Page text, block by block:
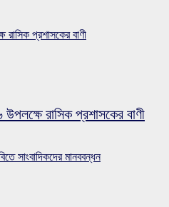
প্রশাসকের বাণী
রাসিক প্রশাসকের বাণী
সাংবাদিকদের মানববন্ধন